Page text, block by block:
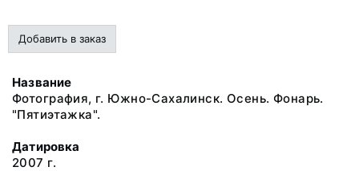
Добавить в заказ
Название
Фотография, г. Южно-Сахалинск. Осень. Фонарь.
"Пятиэтажка".
Датировка
2007 г.